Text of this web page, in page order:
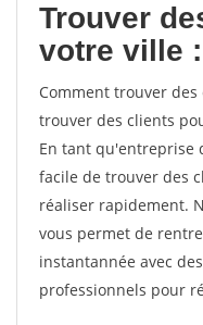
Trouver
votre ville
Comment trouver des
trouver des clients
En tant qu'entreprise
facile de trouver des
réaliser rapidement.
vous permet de
instantannée avec
professionnels pour